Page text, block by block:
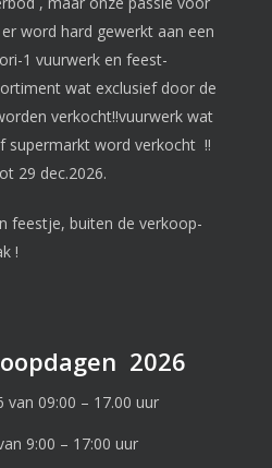
word hard gewerkt aan een
1 vuurwerk en feest-
wat exclusief door de
verkocht!!vuurwerk wat
supermarkt word verkocht !!
29 dec.2026.
feestje, buiten de verkoop-
!
2026
09:00 – 17.00 uur
9:00 – 17:00 uur